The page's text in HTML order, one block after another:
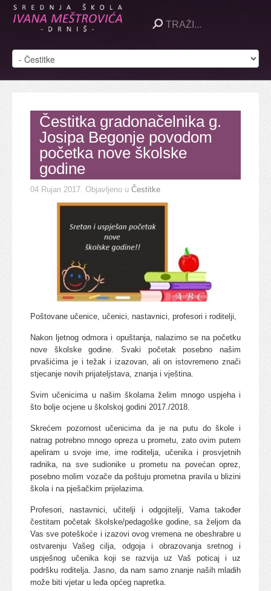
Čestitka gradonačelnika g.
Josipa Begonje povodom
početka nove školske
godine
04 Rujan 2017. Objavljeno u Čestitke
Poštovane učenice, učenici, nastavnici, profesori i roditelji,
Nakon ljetnog odmora i opuštanja, nalazimo se na početku
nove školske godine. Svaki početak posebno našim
prvašićima je i težak i izazovan, ali on istovremeno znači
stjecanje novih prijateljstava, znanja i vještina.
Svim učenicima u našim školama želim mnogo uspjeha i
što bolje ocjene u školskoj godini 2017./2018.
Skrećem pozornost učenicima da je na putu do škole i
natrag potrebno mnogo opreza u prometu, zato ovim putem
apeliram u svoje ime, ime roditelja, učenika i prosvjetnih
radnika, na sve sudionike u prometu na povećan oprez,
posebno molim vozače da poštuju prometna pravila u blizini
škola i na pješačkim prijelazima.
Profesori, nastavnici, učitelji i odgojitelji, Vama također
čestitam početak školske/pedagoške godine, sa željom da
Vas sve poteškoće i izazovi ovog vremena ne obeshrabre u
ostvarenju Vašeg cilja, odgoja i obrazovanja sretnog i
uspješnog učenika koji se razvija uz Vaš poticaj i uz
podršku roditelja. Jasno, da nam samo znanje naših mladih
može biti vjetar u leđa općeg napretka.